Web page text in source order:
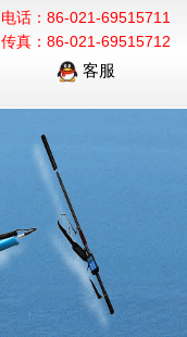
电话：86-021-69515711
传真：86-021-69515712
客服